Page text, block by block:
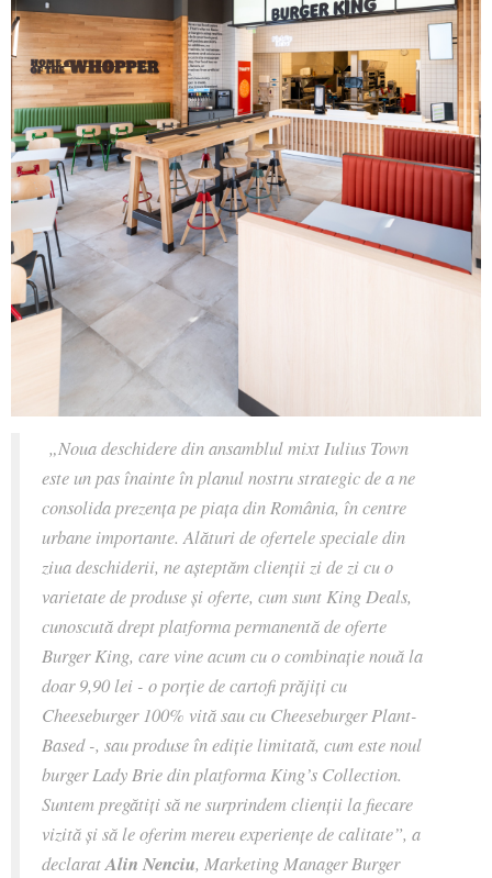
„Noua deschidere din ansamblul mixt Iulius Town
este un pas înainte în planul nostru strategic de a ne
consolida prezența pe piața din România, în centre
urbane importante. Alături de ofertele speciale din
ziua deschiderii, ne așteptăm clienții zi de zi cu o
varietate de produse și oferte, cum sunt King Deals,
cunoscută drept platforma permanentă de oferte
Burger King, care vine acum cu o combinație nouă la
doar 9,90 lei - o porție de cartofi prăjiți cu
Cheeseburger 100% vită sau cu Cheeseburger Plant-
Based -, sau produse în ediție limitată, cum este noul
burger Lady Brie din platforma King’s Collection.
Suntem pregătiți să ne surprindem clienții la fiecare
vizită și să le oferim mereu experiențe de calitate”, a
declaratAlin Nenciu, Marketing Manager Burger